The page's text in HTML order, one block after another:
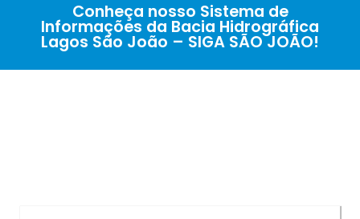
Conheça nosso Sistema de
Informações da Bacia Hidrográfica
Lagos São João – SIGA SÃO JOÃO!